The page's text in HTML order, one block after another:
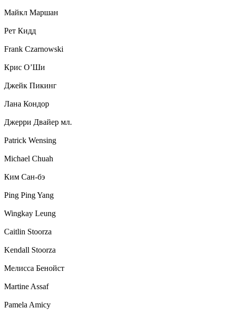
Майкл Маршан
Рет Кидд
Frank Czarnowski
Крис О’Ши
Джейк Пикинг
Лана Кондор
Джерри Двайер мл.
Patrick Wensing
Michael Chuah
Ким Сан-бэ
Ping Ping Yang
Wingkay Leung
Caitlin Stoorza
Kendall Stoorza
Мелисса Бенойст
Martine Assaf
Pamela Amicy